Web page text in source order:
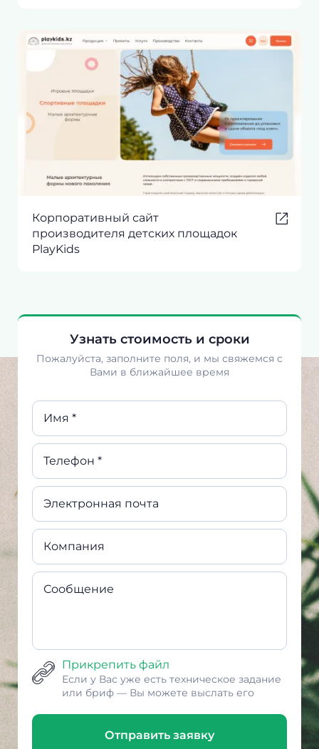
Корпоративный сайт
производителя детских площадок
PlayKids
Узнать стоимость и сроки
Пожалуйста, заполните поля, и мы свяжемся с
Вами в ближайшее время
Имя *
Телефон *
Электронная почта
Компания
Сообщение
Прикрепить файл
Если у Вас уже есть техническое задание
или бриф — Вы можете выслать его
Отправить заявку